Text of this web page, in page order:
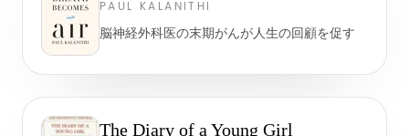
PAUL KALANITHI
脳神経外科医の末期がんが人生の回顧を促す
The Diary of a Young Girl